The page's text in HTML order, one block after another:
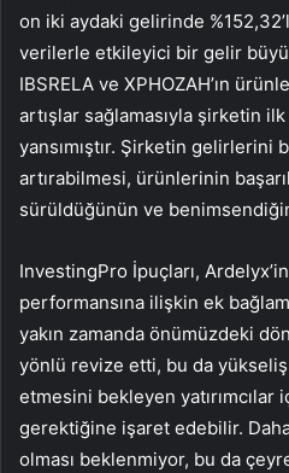
on iki aydaki gelirinde
verilerle etkileyici bir gelir
IBSRELA ve XPHOZAH’ın
artışlar sağlamasıyla şirketin
yansımıştır. Şirketin gelirlerini
artırabilmesi, ürünlerinin
sürüldüğünün ve
InvestingPro İpuçları,
performansına ilişkin ek
yakın zamanda önümüzdeki
yönlü revize etti, bu da
etmesini bekleyen yatırımcılar
gerektiğine işaret edebilir.
olması beklenmiyor, bu da